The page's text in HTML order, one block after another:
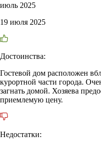
июль 2025
19 июля 2025
Достоинства:
Гостевой дом расположен
курортной части города.
загнать домой. Хозяева
приемлемую цену.
Недостатки: